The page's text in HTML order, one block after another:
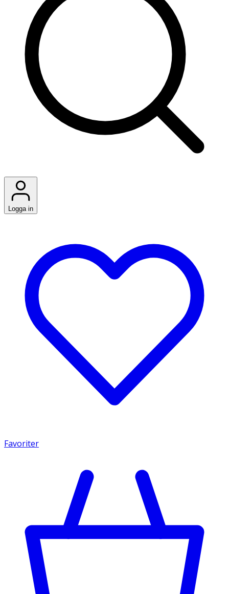
Logga in
Favoriter